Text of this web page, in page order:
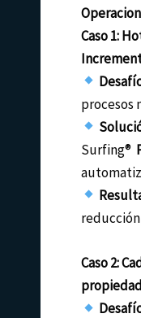
Caso 1:
procesos
Surfing®
Caso 2: